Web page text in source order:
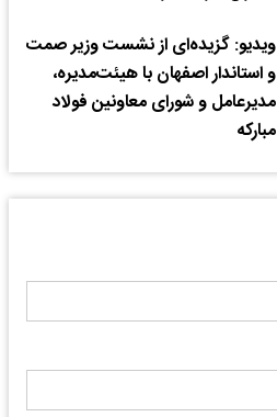
ویدیو: گزیده‌ای از نشست وزیر صمت
و استاندار اصفهان با هیئت‌مدیره،
مدیرعامل و شورای معاونین فولاد
مبارکه